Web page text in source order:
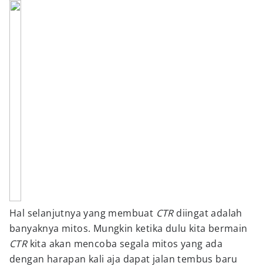
Hal selanjutnya yang membuat CTRdiingat adalah
banyaknya mitos. Mungkin ketika dulu kita bermain
CTRkita akan mencoba segala mitos yang ada
dengan harapan kali aja dapat jalan tembus baru